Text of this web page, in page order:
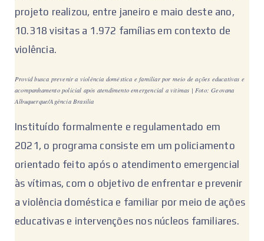
projeto realizou, entre janeiro e maio deste ano,
10.318 visitas a 1.972 famílias em contexto de
violência.
Provid busca prevenir a violência doméstica e familiar por meio de ações educativas e
acompanhamento policial após atendimento emergencial a vítimas | Foto: Geovana
Albuquerque/Agência Brasília
Instituído formalmente e regulamentado em
2021, o programa consiste em um policiamento
orientado feito após o atendimento emergencial
às vítimas, com o objetivo de enfrentar e prevenir
a violência doméstica e familiar por meio de ações
educativas e intervenções nos núcleos familiares.